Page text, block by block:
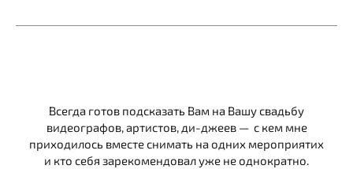
Всегда готов подсказать Вам на Вашу свадьбу
видеографов, артистов, ди-джеев — с кем мне
приходилось вместе снимать на одних мероприятих
и кто себя зарекомендовал уже не однократно.